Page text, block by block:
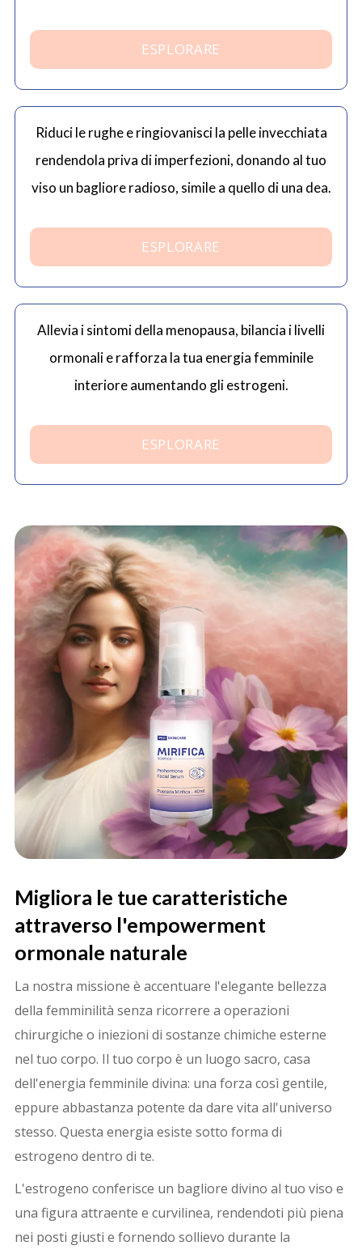
ESPLORARE
Riduci le rughe e ringiovanisci la pelle invecchiata
rendendola priva di imperfezioni, donando al tuo
viso un bagliore radioso, simile a quello di una dea.
ESPLORARE
Allevia i sintomi della menopausa, bilancia i livelli
ormonali e rafforza la tua energia femminile
interiore aumentando gli estrogeni.
ESPLORARE
Migliora le tue caratteristiche
attraverso l'empowerment
ormonale naturale
La nostra missione è accentuare l'elegante bellezza
della femminilità senza ricorrere a operazioni
chirurgiche o iniezioni di sostanze chimiche esterne
nel tuo corpo. Il tuo corpo è un luogo sacro, casa
dell'energia femminile divina: una forza così gentile,
eppure abbastanza potente da dare vita all'universo
stesso. Questa energia esiste sotto forma di
estrogeno dentro di te.
L'estrogeno conferisce un bagliore divino al tuo viso e
una figura attraente e curvilinea, rendendoti più piena
nei posti giusti e fornendo sollievo durante la